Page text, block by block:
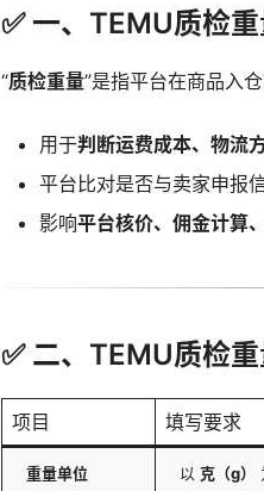
✅ 一、TEMU质检重
“质检重量”是指平台在商品入
用于判断运费成本、物流
平台比对是否与卖家申报
影响平台核价、佣金计算
✅ 二、TEMU质检重
项目 填写要求
重量单位 以 克（g）